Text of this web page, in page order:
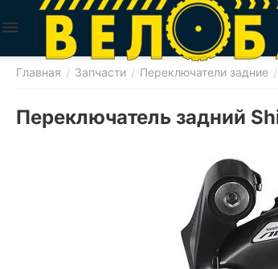
Главная / Запчасти / Переключатели задние /
Переключатель задний